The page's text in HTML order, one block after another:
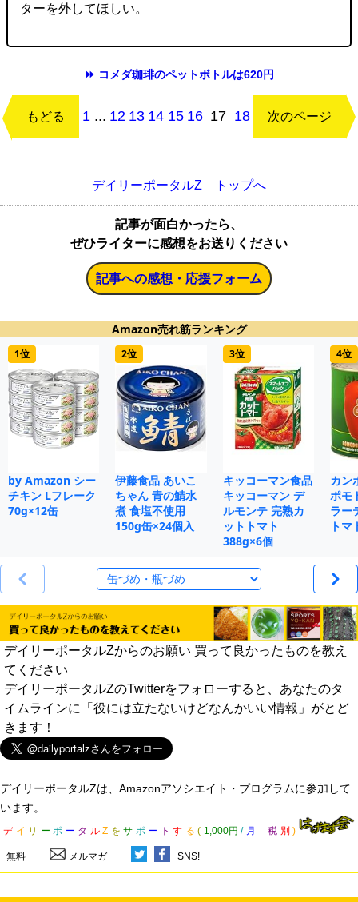
ターを外してほしい。
⏩ コメダ珈琲のペットボトルは620円
もどる 1 ... 12 13 14 15 16 17 18 次のページ
デイリーポータルZ トップへ
記事が面白かったら、
ぜひライターに感想をお送りください
記事への感想・応援フォーム
Amazon売れ筋ランキング
1位
by Amazon シー
チキン Lフレーク
70g×12缶
2位
伊藤食品 あいこ
ちゃん 青の鯖水
煮 食塩不使用
150g缶×24個入
3位
キッコーマン食品
キッコーマン デ
ルモンテ 完熟カ
ットトマト
388g×6個
4位
カン
ポモ
ラー
ト
デイリーポータルZからのお願い 買って良かったものを教え
てください
デイリーポータルZのTwitterをフォローすると、あなたのタ
イムラインに「役には立たないけどなんかいい情報」がとど
きます！
デイリーポータルZは、Amazonアソシエイト・プログラムに参加して
います。
デ イ リ ー ポ ー タ ル Z を サ ポ ー ト す る ( 1,000円 / 月 税 別 )
無料 メルマガ SNS!